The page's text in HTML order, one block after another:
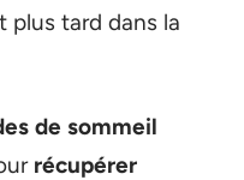
plus tard dans la
de sommeil
récupérer